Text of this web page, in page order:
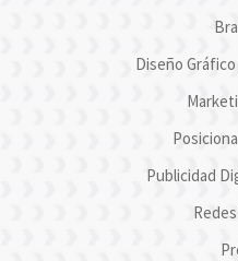
Diseño
Publicidad